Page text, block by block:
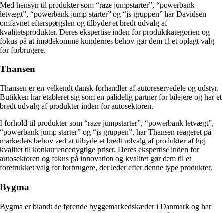
Med hensyn til produkter som “raze jumpstarter”, “powerbank
letvægt”, “powerbank jump starter” og “js gruppen” har Davidsen
omfavnet efterspørgslen og tilbyder et bredt udvalg af
kvalitetsprodukter. Deres ekspertise inden for produktkategorien og
fokus på at imødekomme kundernes behov gør dem til et oplagt valg
for forbrugere.
Thansen
Thansen er en velkendt dansk forhandler af autoreservedele og udstyr.
Butikken har etableret sig som en pålidelig partner for bilejere og har et
bredt udvalg af produkter inden for autosektoren.
I forhold til produkter som “raze jumpstarter”, “powerbank letvægt”,
“powerbank jump starter” og “js gruppen”, har Thansen reageret på
markedets behov ved at tilbyde et bredt udvalg af produkter af høj
kvalitet til konkurrencedygtige priser. Deres ekspertise inden for
autosektoren og fokus på innovation og kvalitet gør dem til et
foretrukket valg for forbrugere, der leder efter denne type produkter.
Bygma
Bygma er blandt de førende byggemarkedskæder i Danmark og har